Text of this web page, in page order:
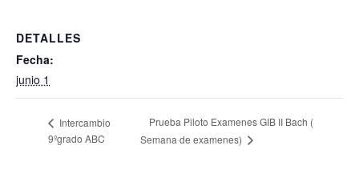
DETALLES
Fecha:
junio 1
Intercambio
9ºgrado ABC
Prueba Piloto Examenes GIB II Bach (
Semana de examenes)